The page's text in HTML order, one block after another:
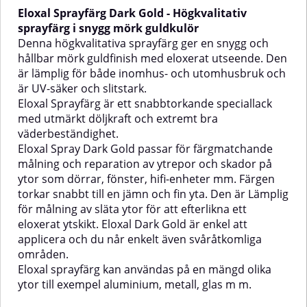
utmärkt döljkraft och extremt
bra väderbeständighet.Eloxal
Spray Silver passar för
färgmatchande målning och
reparation av ytrepor och skador
på ytor som dörrar, fönster, hifi-
enheter mm. Färgen torkar
snabbt till en jämn och fin yta.
Den är Lämplig för målning av
släta ytor för att efterlikna ett
eloxerat ytskikt. Eloxal Silver är
enkel att applicera och du når lätt
även svåråtkomliga
områden.Eloxalspray kan
användas på en mängd olika ytor
till exempel aluminium, metall,
glas m m.✅ Fördelar med Eloxal
Sprayfärg SilverHögkvalitativ
nitro-kombikvalitetPassar till
eloxerat aluminiumMycket bra
täckningUtmärkt vidhäftningBra
flyt, slät
ytaSnabbtorkandeLämplig för
väderbeständighet.Eloxal Spray
Brons passar för färgmatchande
målning och reparation av
ytrepor och skador på ytor som
dörrar, fönster, hifi-enheter mm.
Färgen torkar snabbt till en jämn
applicera och du når även
svåråtkomliga områden.Eloxal
Brons kan användas på en
aluminium, metall, glas m m.✅
Fördelar med Eloxal Sprayfärg
BronsHögkvalitativ nitro-
kombikvalitetUtmärkt
vidhäftningBra flyt, slät
ytaSnabbtorkandeLämplig för
inomhus- och
utomhusbrukVäderbeständig,
ljusbeständig, UV-beständigRep-,
Eloxal Brons för färgförbättring
Eloxal Sprayfärg Dark Gold - Högkvalitativ
sprayfärg i snygg mörk guldkulör
Denna högkvalitativa sprayfärg ger en snygg och
hållbar mörk guldfinish med eloxerat utseende. Den
är lämplig för både inomhus- och utomhusbruk och
är UV-säker och slitstark.
Eloxal Sprayfärg är ett snabbtorkande speciallack
med utmärkt döljkraft och extremt bra
väderbeständighet.
Eloxal Spray Dark Gold passar för färgmatchande
målning och reparation av ytrepor och skador på
ytor som dörrar, fönster, hifi-enheter mm. Färgen
torkar snabbt till en jämn och fin yta. Den är Lämplig
för målning av släta ytor för att efterlikna ett
eloxerat ytskikt. Eloxal Dark Gold är enkel att
applicera och du når enkelt även svåråtkomliga
områden.
Eloxal sprayfärg kan användas på en mängd olika
ytor till exempel aluminium, metall, glas m m.